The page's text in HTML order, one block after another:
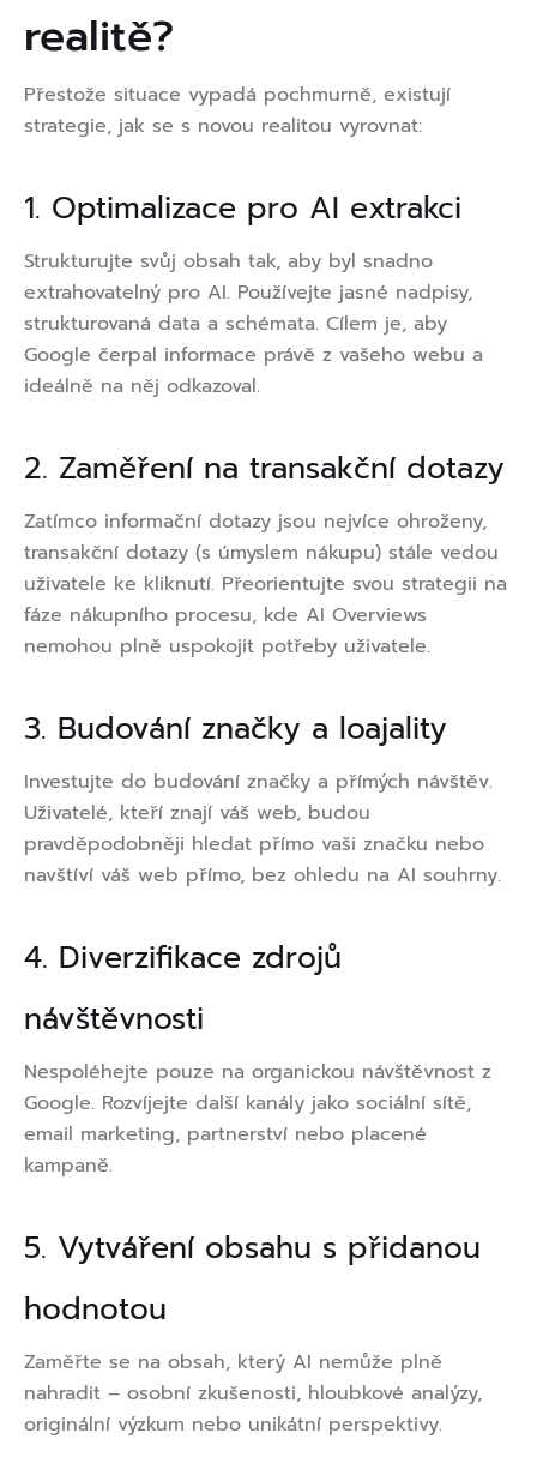
realitě?
Přestože situace vypadá pochmurně, existují
strategie, jak se s novou realitou vyrovnat:
1. Optimalizace pro AI extrakci
Strukturujte svůj obsah tak, aby byl snadno
extrahovatelný pro AI. Používejte jasné nadpisy,
strukturovaná data a schémata. Cílem je, aby
Google čerpal informace právě z vašeho webu a
ideálně na něj odkazoval.
2. Zaměření na transakční dotazy
Zatímco informační dotazy jsou nejvíce ohroženy,
transakční dotazy (s úmyslem nákupu) stále vedou
uživatele ke kliknutí. Přeorientujte svou strategii na
fáze nákupního procesu, kde AI Overviews
nemohou plně uspokojit potřeby uživatele.
3. Budování značky a loajality
Investujte do budování značky a přímých návštěv.
Uživatelé, kteří znají váš web, budou
pravděpodobněji hledat přímo vaši značku nebo
navštíví váš web přímo, bez ohledu na AI souhrny.
4. Diverzifikace zdrojů
návštěvnosti
Nespoléhejte pouze na organickou návštěvnost z
Google. Rozvíjejte další kanály jako sociální sítě,
email marketing, partnerství nebo placené
kampaně.
5. Vytváření obsahu s přidanou
hodnotou
Zaměřte se na obsah, který AI nemůže plně
nahradit – osobní zkušenosti, hloubkové analýzy,
originální výzkum nebo unikátní perspektivy.